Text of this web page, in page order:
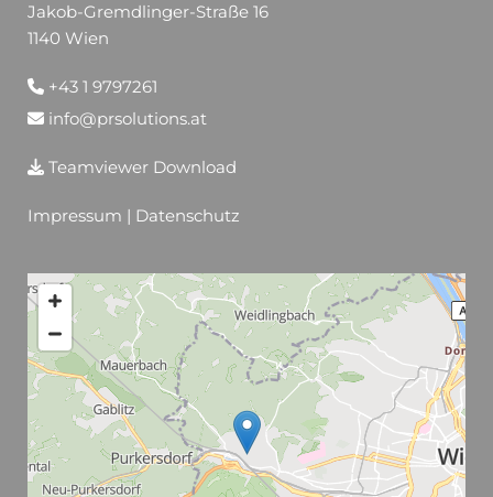
Jakob-Gremdlinger-Straße 16
1140 Wien
 +43 1 9797261
 info@prsolutions.at
 Teamviewer Download
Impressum | Datenschutz